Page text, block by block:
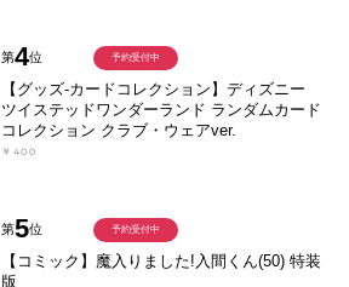
第4位
【グッズ-カードコレクション】ディズニー
ツイステッドワンダーランド ランダムカード
コレクション クラブ・ウェアver.
￥400
予約受付中
第5位
【コミック】魔入りました!入間くん(50) 特装
版
予約受付中